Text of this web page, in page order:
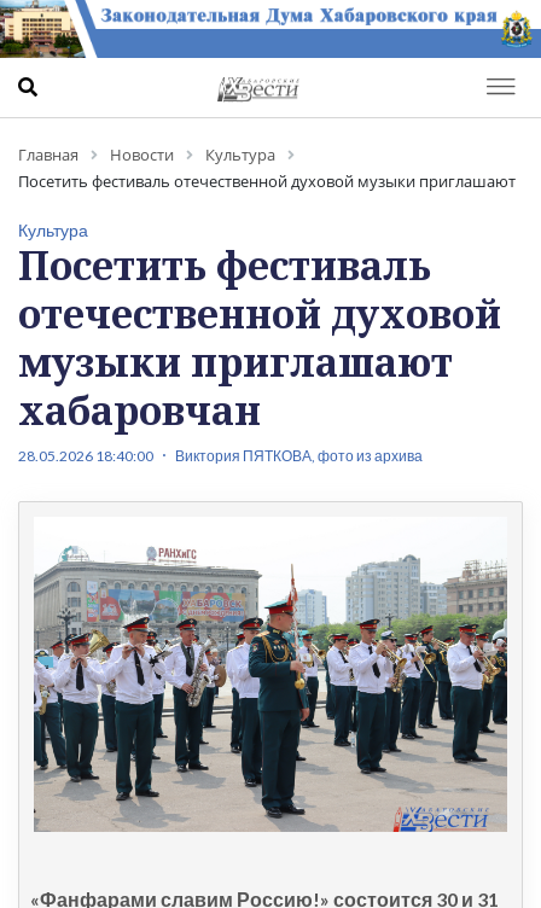
Главная Новости
Культура
Посетить фестиваль отечественной духовой музыки приглашают
Культура
Посетить фестиваль
отечественной духовой
музыки приглашают
хабаровчан
28.05.2026 18:40:00 Виктория ПЯТКОВА, фото из архива
«Фанфарами славим Россию!» состоится 30 и 31